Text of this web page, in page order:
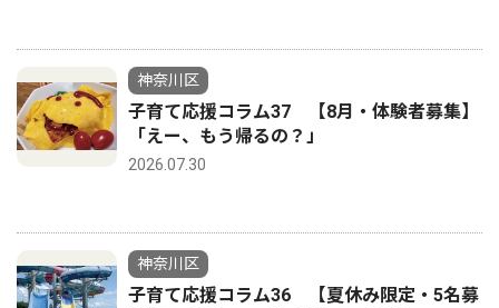
神奈川区
子育て応援コラム37 【8月・体験者募集】
「えー、もう帰るの？」
2026.07.30
神奈川区
子育て応援コラム36 【夏休み限定・5名募